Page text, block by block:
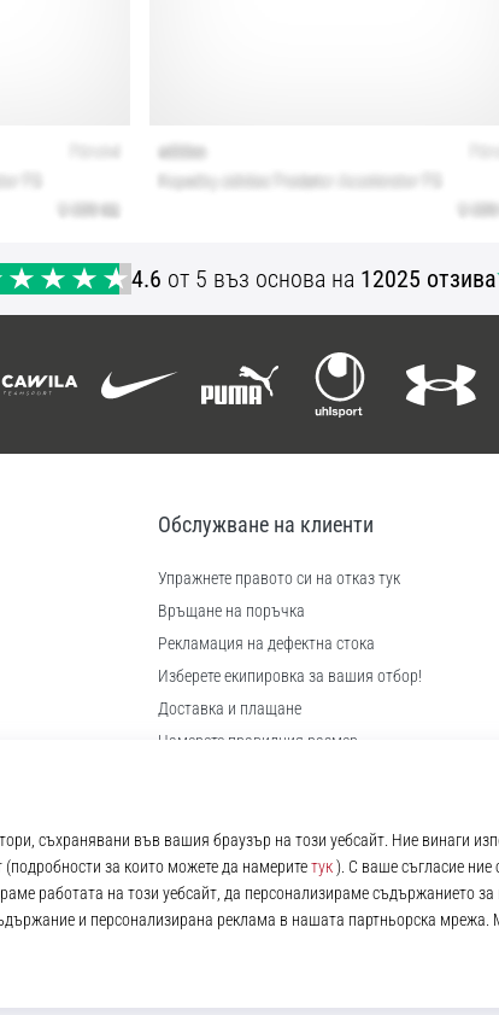
4.6 от 5 въз основа на 12025 отзива
Обслужване на клиенти
Упражнете правото си на отказ тук
Връщане на поръчка
Рекламация на дефектна стока
Изберете екипировка за вашия отбор!
Доставка и плащане
Намерете правилния размер
Политика за поверителност